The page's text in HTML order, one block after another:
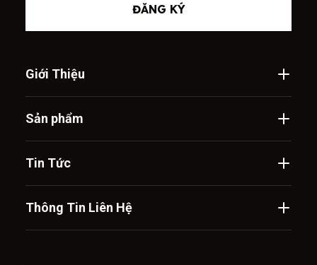
ĐĂNG KÝ
Giới Thiệu
Sản phẩm
Tin Tức
Thông Tin Liên Hệ